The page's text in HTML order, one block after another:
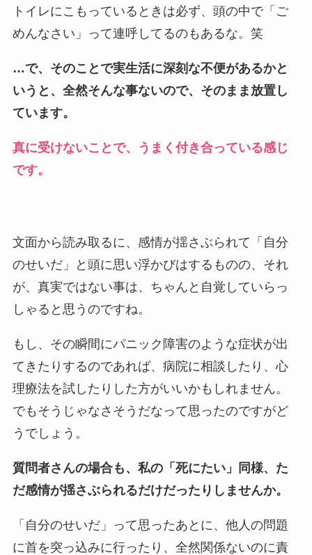
トイレにこもっているときは必ず、頭の中で「ご
めんなさい」って連呼してるのもあるな。笑
…で、そのことで実生活に深刻な不便があるかと
いうと、全然そんな事ないので、そのまま放置し
ています。
真に受けないことで、うまく付き合っている感じ
です。
文面から読み取るに、感情が揺さぶられて「自分
のせいだ」と頭に思い浮かびはするものの、それ
が、真実ではない事は、ちゃんと自覚していらっ
しゃると思うのですね。
もし、その瞬間にパニック障害のような症状が出
てきたりするのであれば、病院に相談したり、心
理療法を試したりした方がいいかもしれません。
でもそうじゃなさそうだなって思ったのですがど
うでしょう。
質問者さんの場合も、私の「死にたい」同様、た
だ感情が揺さぶられるだけだったりしませんか。
「自分のせいだ」って思ったあとに、他人の問題
に首を突っ込みに行ったり、全然関係ないのに責